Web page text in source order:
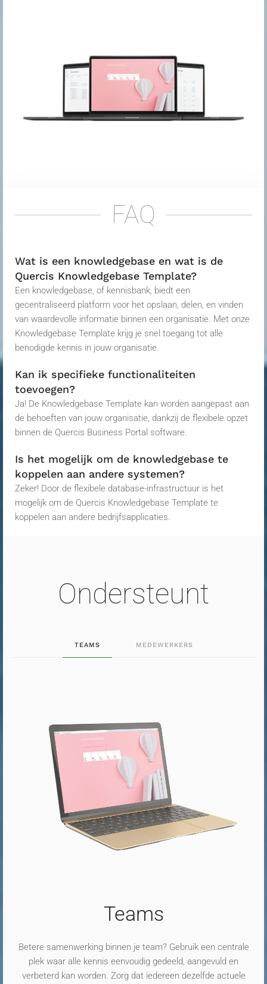
FAQ
Wat is een knowledgebase en wat is de
Quercis Knowledgebase Template?
Een knowledgebase, of kennisbank, biedt een
gecentraliseerd platform voor het opslaan, delen, en vinden
van waardevolle informatie binnen een organisatie. Met onze
Knowledgebase Template krijg je snel toegang tot alle
benodigde kennis in jouw organisatie.
Kan ik specifieke functionaliteiten
toevoegen?
Ja! De Knowledgebase Template kan worden aangepast aan
de behoeften van jouw organisatie, dankzij de flexibele opzet
binnen de Quercis Business Portal software.
Is het mogelijk om de knowledgebase te
koppelen aan andere systemen?
Zeker! Door de flexibele database-infrastructuur is het
mogelijk om de Quercis Knowledgebase Template te
koppelen aan andere bedrijfsapplicaties.
Ondersteunt
TEAMS MEDEWERKERS
Teams
Betere samenwerking binnen je team? Gebruik een centrale
plek waar alle kennis eenvoudig gedeeld, aangevuld en
verbeterd kan worden. Zorg dat iedereen dezelfde actuele